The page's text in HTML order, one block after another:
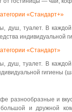
«Стандарт+»
душ, туалет. В
индивидуальной
«Стандарт»
душ, туалет. В
гигиены
разнообразные и
большой и дружной